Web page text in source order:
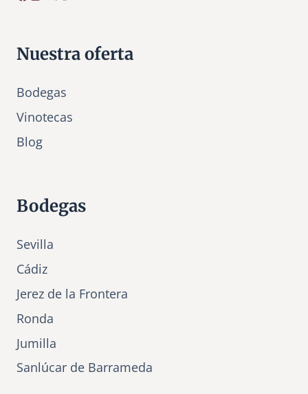
Nuestra oferta
Bodegas
Vinotecas
Blog
Bodegas
Sevilla
Cádiz
Jerez de la Frontera
Ronda
Jumilla
Sanlúcar de Barrameda